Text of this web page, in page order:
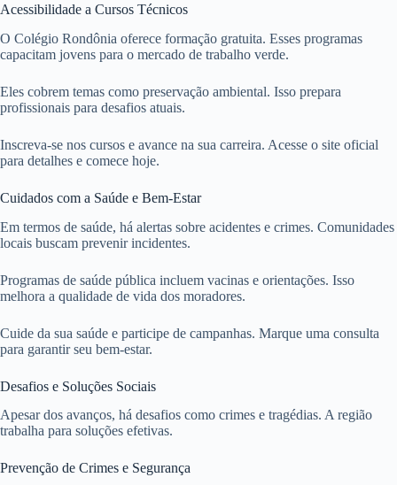
Acessibilidade a Cursos Técnicos
O Colégio Rondônia oferece formação gratuita. Esses programas
capacitam jovens para o mercado de trabalho verde.
Eles cobrem temas como preservação ambiental. Isso prepara
profissionais para desafios atuais.
Inscreva-se nos cursos e avance na sua carreira. Acesse o site oficial
para detalhes e comece hoje.
Cuidados com a Saúde e Bem-Estar
Em termos de saúde, há alertas sobre acidentes e crimes. Comunidades
locais buscam prevenir incidentes.
Programas de saúde pública incluem vacinas e orientações. Isso
melhora a qualidade de vida dos moradores.
Cuide da sua saúde e participe de campanhas. Marque uma consulta
para garantir seu bem-estar.
Desafios e Soluções Sociais
Apesar dos avanços, há desafios como crimes e tragédias. A região
trabalha para soluções efetivas.
Prevenção de Crimes e Segurança